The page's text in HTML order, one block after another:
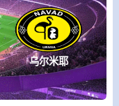
乌尔米耶